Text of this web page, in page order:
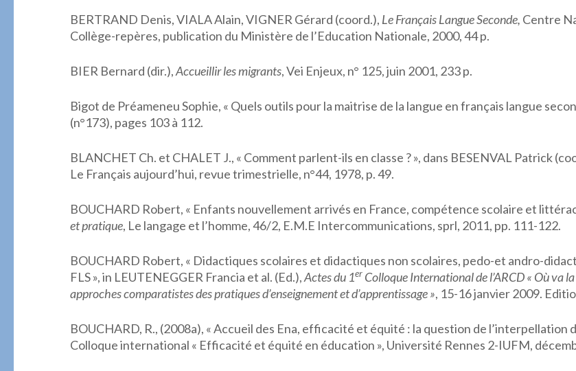
BERTRAND Denis, VIALA Alain, VIGNER Gérard (coord.), Le Français Langue Seconde, Centre
Collège-repères, publication du Ministère de l’Education Nationale, 2000, 44 p.
BIER Bernard (dir.),Accueillir les migrants, Vei Enjeux, n° 125, juin 2001, 233 p.
Bigot de Préameneu Sophie, « Quels outils pour la maitrise de la langue en français langue
(n°173), pages 103 à 112.
BLANCHET Ch. et CHALET J., « Comment parlent-ils en classe ? », dans BESENVAL Patrick
Le Français aujourd’hui, revue trimestrielle, n°44, 1978, p. 49.
BOUCHARD Robert, « Enfants nouvellement arrivés en France, compétence scolaire et
et pratique, Le langage et l’homme, 46/2, E.M.E Intercommunications, sprl, 2011, pp. 111-122.
BOUCHARD Robert, « Didactiques scolaires et didactiques non scolaires, pedo-et andro-
FLS », in LEUTENEGGER Francia et al. (Ed.),Actes du 1er Colloque International de l’ARCD « Où va
approches comparatistes des pratiques d’enseignement et d’apprentissage », 15-16 janvier 2009.
BOUCHARD, R., (2008a), « Accueil des Ena, efficacité et équité : la question de l’interpellation
Colloque international « Efficacité et équité en éducation », Université Rennes 2-IUFM,